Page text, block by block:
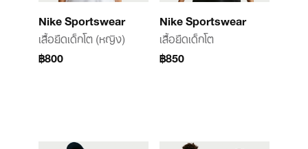
Nike Sportswear
เสื้อยืดเด็กโต (หญิง)
฿800
Nike Sportswear
เสื้อยืดเด็กโต
฿850